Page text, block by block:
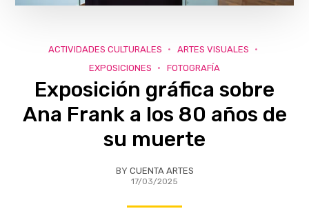
ACTIVIDADES CULTURALES
ARTES VISUALES
EXPOSICIONES
FOTOGRAFÍA
Exposición gráfica sobre
Ana Frank a los 80 años de
su muerte
BY CUENTA ARTES
17/03/2025